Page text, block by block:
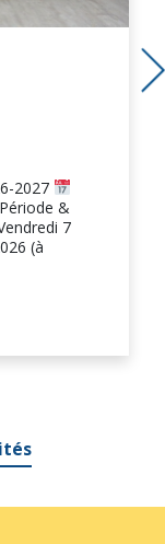
2027
&
7
(à